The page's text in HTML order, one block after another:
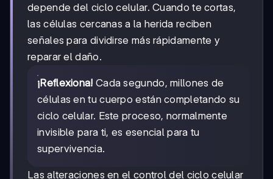
depende del ciclo celular. Cuando te cortas,
las células cercanas a la herida reciben
señales para dividirse más rápidamente y
reparar el daño.
¡Reflexiona! Cada segundo, millones de
células en tu cuerpo están completando su
ciclo celular. Este proceso, normalmente
invisible para ti, es esencial para tu
supervivencia.
Las alteraciones en el control del ciclo celular